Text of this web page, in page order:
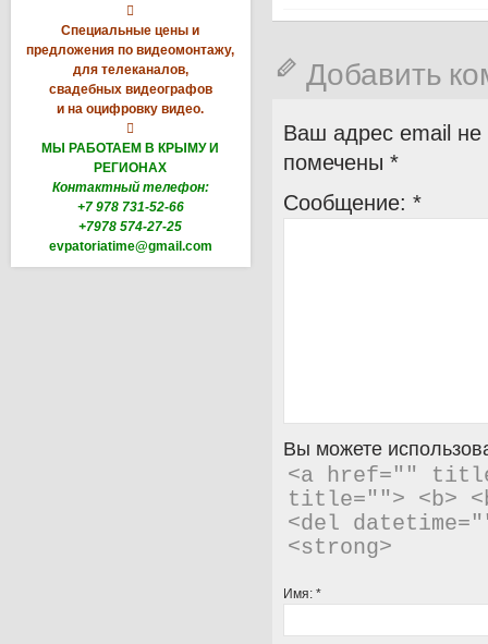

Специальные цены и
предложения по видеомонтажу,
для телеканалов,
свадебных видеографов
и на оцифровку видео.

МЫ РАБОТАЕМ В КРЫМУ И
РЕГИОНАХ
Контактный телефон:
+7 978 731-52-66
+7978 574-27-25
evpatoriatime@gmail.com
Добавить
Ваш адрес email не
помечены *
Сообщение: *
Вы можете
<a href=""
title=""> <b>
<del
<strong>
Имя: *